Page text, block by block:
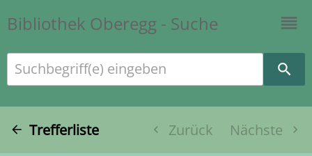
Bibliothek Oberegg - Suche
Suchbegriff(e) eingeben
Trefferliste Zurück Nächste